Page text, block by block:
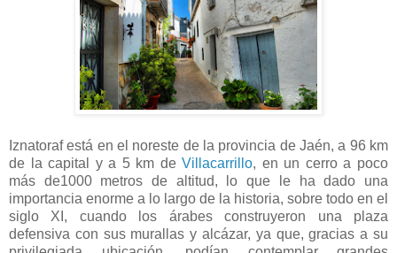
Iznatoraf está en el noreste de la provincia de Jaén, a 96 km
de la capital y a 5 km deVillacarrillo, en un cerro a poco
más de1000 metros de altitud, lo que le ha dado una
importancia enorme a lo largo de la historia, sobre todo en el
siglo XI, cuando los árabes construyeron una plaza
defensiva con sus murallas y alcázar, ya que, gracias a su